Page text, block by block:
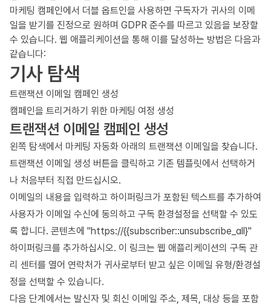
마케팅 캠페인에서 더블 옵트인을 사용하면 구독자가 귀사의 이메
일을 받기를 진정으로 원하며 GDPR 준수를 따르고 있음을 보장할
수 있습니다. 웹 애플리케이션을 통해 이를 달성하는 방법은 다음과
같습니다:
기사 탐색
트랜잭션 이메일 캠페인 생성
캠페인을 트리거하기 위한 마케팅 여정 생성
트랜잭션 이메일 캠페인 생성
왼쪽 탐색에서 마케팅 자동화 아래의 트랜잭션 이메일을 찾습니다.
트랜잭션 이메일 생성 버튼을 클릭하고 기존 템플릿에서 선택하거
나 처음부터 직접 만드십시오.
이메일의 내용을 입력하고 하이퍼링크가 포함된 텍스트를 추가하여
사용자가 이메일 수신에 동의하고 구독 환경설정을 선택할 수 있도
록 합니다. 콘텐츠에 "https://{{subscriber::unsubscribe_all}"
하이퍼링크를 추가하십시오. 이 링크는 웹 애플리케이션의 구독 관
리 센터를 열어 연락처가 귀사로부터 받고 싶은 이메일 유형/환경설
정을 선택할 수 있습니다.
다음 단계에서는 발신자 및 회신 이메일 주소, 제목, 대상 등을 포함